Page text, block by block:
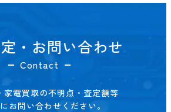
・お問い合わせ
Contact
家電買取の不明点・査定額等
お問い合わせください。